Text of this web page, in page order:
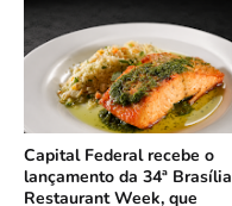
Capital Federal recebe o
lançamento da 34ª Brasília
Restaurant Week, que